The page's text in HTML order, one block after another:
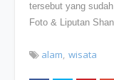
tersebut yang
Foto & Liputan
alam wisata